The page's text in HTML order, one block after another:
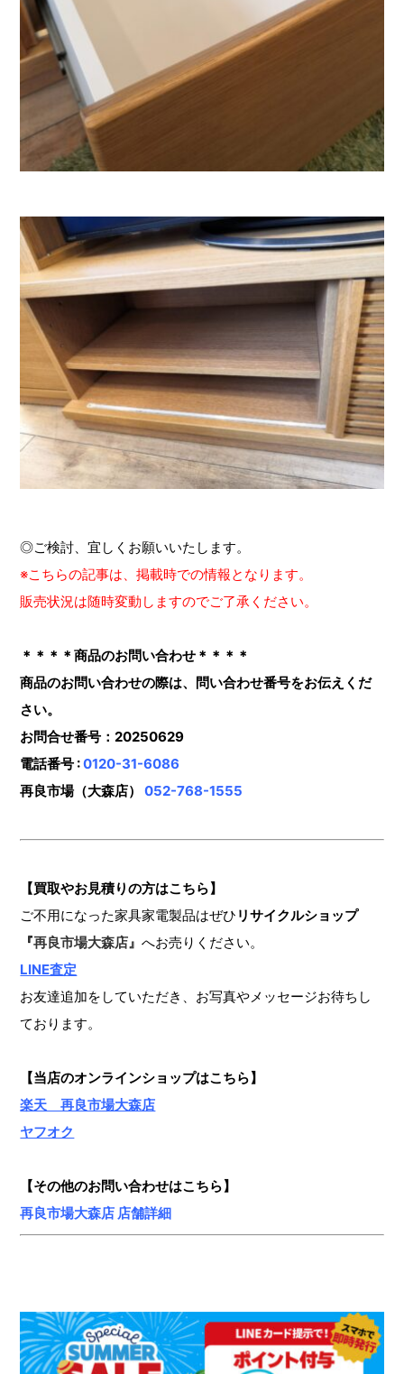
◎ご検討、宜しくお願いいたします。
※こちらの記事は、掲載時での情報となります。
販売状況は随時変動しますのでご了承ください。
＊＊＊＊商品のお問い合わせ＊＊＊＊
商品のお問い合わせの際は、問い合わせ番号をお伝えくだ
さい。
お問合せ番号：20250629
電話番号 :0120-31-6086
再良市場（大森店）052-768-1555
【買取やお見積りの方はこちら】
ご不用になった家具家電製品はぜひ リサイクルショップ
『再良市場大森店』へお売りください。
LINE査定
お友達追加をしていただき、お写真やメッセージお待ちし
ております。
【当店のオンラインショップはこちら】
楽天 再良市場大森店
ヤフオク
【その他のお問い合わせはこちら】
再良市場大森店 店舗詳細